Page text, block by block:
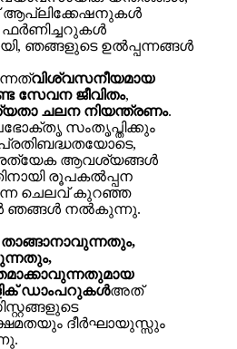
ആപ്ലിക്കേഷനുകൾ
ഫർണിച്ചറുകൾ
ഞങ്ങളുടെ ഉൽപ്പന്നങ്ങൾ
വിശ്വസനീയമായ
സേവന ജീവിതം,
ചലന നിയന്ത്രണം.
സംതൃപ്തിക്കും
ആവശ്യങ്ങൾ
രൂപകൽപ്പന
ചെലവ് കുറഞ്ഞ
ഞങ്ങൾ നൽകുന്നു.
താങ്ങാനാവുന്നതും,
ഡാംപറുകൾഅത്
ദീർഘായുസ്സും